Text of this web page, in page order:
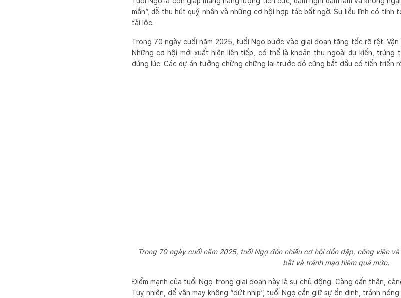
mắn”, dễ thu hút quý nhân và những cơ hội hợp tác bất ngờ. Sự liều lĩnh có tính
tài lộc.
Trong 70 ngày cuối năm 2025, tuổi Ngọ bước vào giai đoạn tăng tốc rõ rệt.
Những cơ hội mới xuất hiện liên tiếp, có thể là khoản thu ngoài dự kiến,
đúng lúc. Các dự án tưởng chừng chững lại trước đó cũng bắt đầu có tiến triển
Trong 70 ngày cuối năm 2025, tuổi Ngọ đón nhiều cơ hội dồn dập, công việc
bắt và tránh mạo hiểm quá mức.
Điểm mạnh của tuổi Ngọ trong giai đoạn này là sự chủ động. Càng dấn thân,
Tuy nhiên, để vận may không “đứt nhịp”, tuổi Ngọ cần giữ sự ổn định, tránh